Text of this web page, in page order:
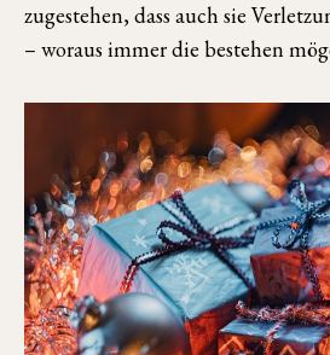
zugestehen, dass auch sie
– woraus immer die bestehen